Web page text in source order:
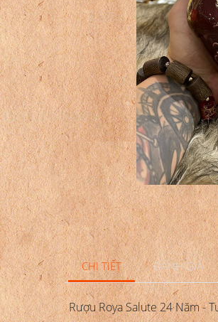
CHI TIẾT ĐÁNH GIÁ
Rượu Roya Salute 24 Năm -